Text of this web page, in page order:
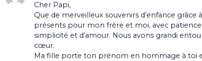
Cher Papi,
Que de merveilleux souvenirs d’enfance grâce
présents pour mon frère et moi, avec
simplicité et d’amour. Nous avons grandi
cœur.
Ma fille porte ton prénom en hommage à toi